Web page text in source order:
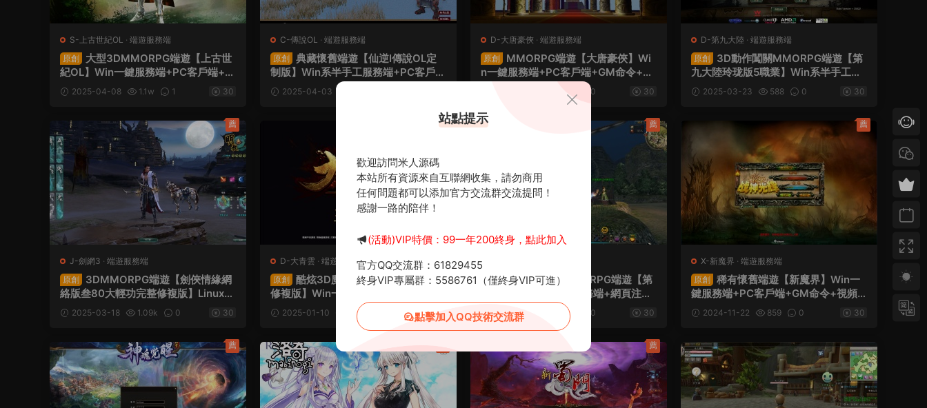
S-上古世紀OL · 端遊服務端
原創
大型3DMMORPG端遊【上古世
紀OL】Win一鍵服務端+PC客戶端+網
頁注冊+GM命令+視頻架設教程
2025-04-08 1.1w 1 30
C-傳說OL · 端遊服務端
原創
典藏懷舊端遊【仙逆I傳說OL定
制版】Win系半手工服務端+PC客戶端
+網頁注冊+GM命令+視頻架設教程
2025-04-03
D-大唐豪俠 · 端遊服務端
原創
MMORPG端遊【大唐豪俠】Wi
n一鍵服務端+PC客戶端+GM命令+視
頻架設教程
0 30
D-第九大陸 · 端遊服務端
原創
3D動作闖關MMORPG端遊【第
九大陸玲珑版5職業】Win系半手工服
務端+網頁注冊+GM命令+PC客戶端
+視頻架設教程
2025-03-23 588 0 30
J-劍網3 · 端遊服務端
原創
3DMMORPG端遊【劍俠情緣網
絡版叁80大輕功完整修複版】Linux手
工服務端+PC客戶端+GM命令+視頻
架設教程
2025-03-18 1.09k 0 30
薦
D-大青雲 · 端遊服務端
原創
酷炫3D魔幻端遊【大青雲400級
修複版】Win一鍵服務端+PC客戶端+
GM工具+GM命令+視頻架設教程
2025-01-10 723 30
薦
原創 3D動作闖關MMORPG端遊【第
九大陸】Win半手工服務端+網頁注冊
+GM命令+PC客戶端+視頻架設教程
2025-01-03 976 0 30
薦
X-新魔界 · 端遊服務端
原創
稀有懷舊端遊【新魔界】Win一
鍵服務端+PC客戶端+GM命令+視頻
架設教程
2024-11-22 859 0 30
薦
薦 薦
站點提示
歡迎訪問米人源碼
本站所有資源來自互聯網收集，請勿商用
任何問題都可以添加官方交流群交流提問！
感謝一路的陪伴！
(活動)VIP特價：99一年200終身，點此加入
官方QQ交流群：61829455
終身VIP專屬群：5586761（僅終身VIP可進）
點擊加入QQ技術交流群